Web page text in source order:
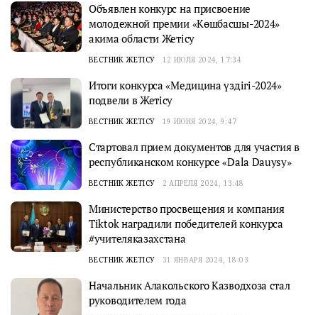
Объявлен конкурс на присвоение
молодежной премии «Көшбасшы-2024»
акима области Жетісу
ВЕСТНИК ЖЕТІСУ 12 ИЮЛЯ 2024, 17:34
Итоги конкурса «Медицина үздігі-2024»
подвели в Жетісу
ВЕСТНИК ЖЕТІСУ 19 ИЮНЯ 2024, 9:47
Стартовал прием документов для участия в
республиканском конкурсе «Dala Dauysy»
ВЕСТНИК ЖЕТІСУ 2 АПРЕЛЯ 2024, 13:48
Министерство просвещения и компания
Tiktok наградили победителей конкурса
#учителяказахстана
ВЕСТНИК ЖЕТІСУ 31 ЯНВАРЯ 2024, 18:03
Начальник Алакольского Казводхоза стал
руководителем года